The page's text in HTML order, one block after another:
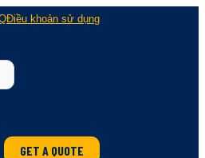
Điều khoản sử dụng
GET A QUOTE